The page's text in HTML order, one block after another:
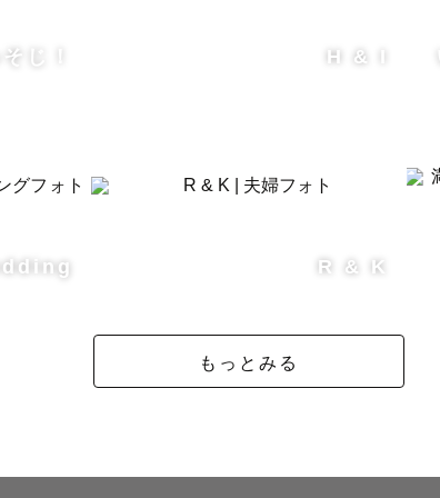
じ！ H & I
R & K
もっとみる